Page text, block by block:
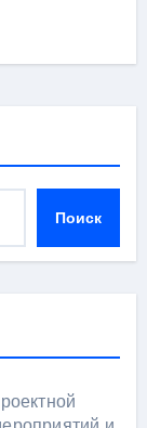
Поиск